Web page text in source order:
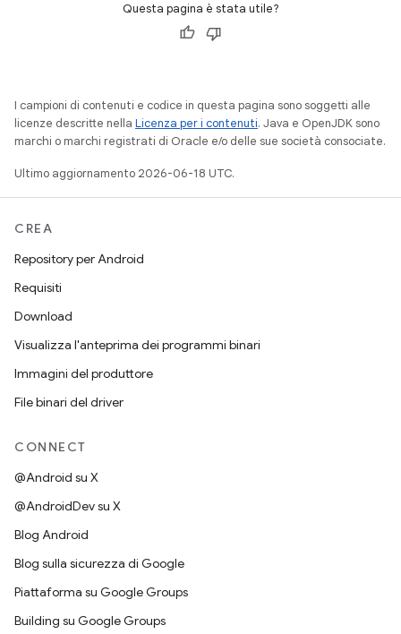
Questa pagina è stata utile?
I campioni di contenuti e codice in questa pagina sono soggetti alle
licenze descritte nella Licenza per i contenuti. Java e OpenJDK sono
marchi o marchi registrati di Oracle e/o delle sue società consociate.
Ultimo aggiornamento 2026-06-18 UTC.
CREA
Repository per Android
Requisiti
Download
Visualizza l'anteprima dei programmi binari
Immagini del produttore
File binari del driver
CONNECT
@Android su X
@AndroidDev su X
Blog Android
Blog sulla sicurezza di Google
Piattaforma su Google Groups
Building su Google Groups